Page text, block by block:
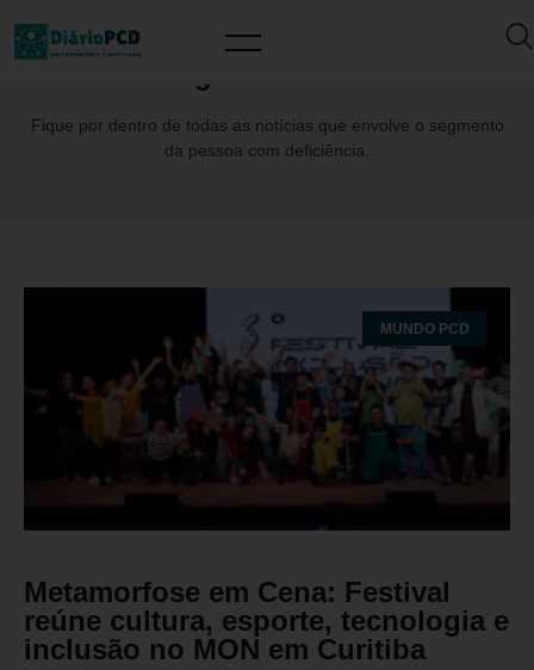
Fique por dentro de todas as notícias que envolve o segmento
da pessoa com deficiência.
MUNDO PCD
Metamorfose em Cena: Festival
reúne cultura, esporte, tecnologia e
inclusão no MON em Curitiba